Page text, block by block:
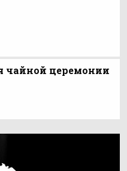
чайной церемонии